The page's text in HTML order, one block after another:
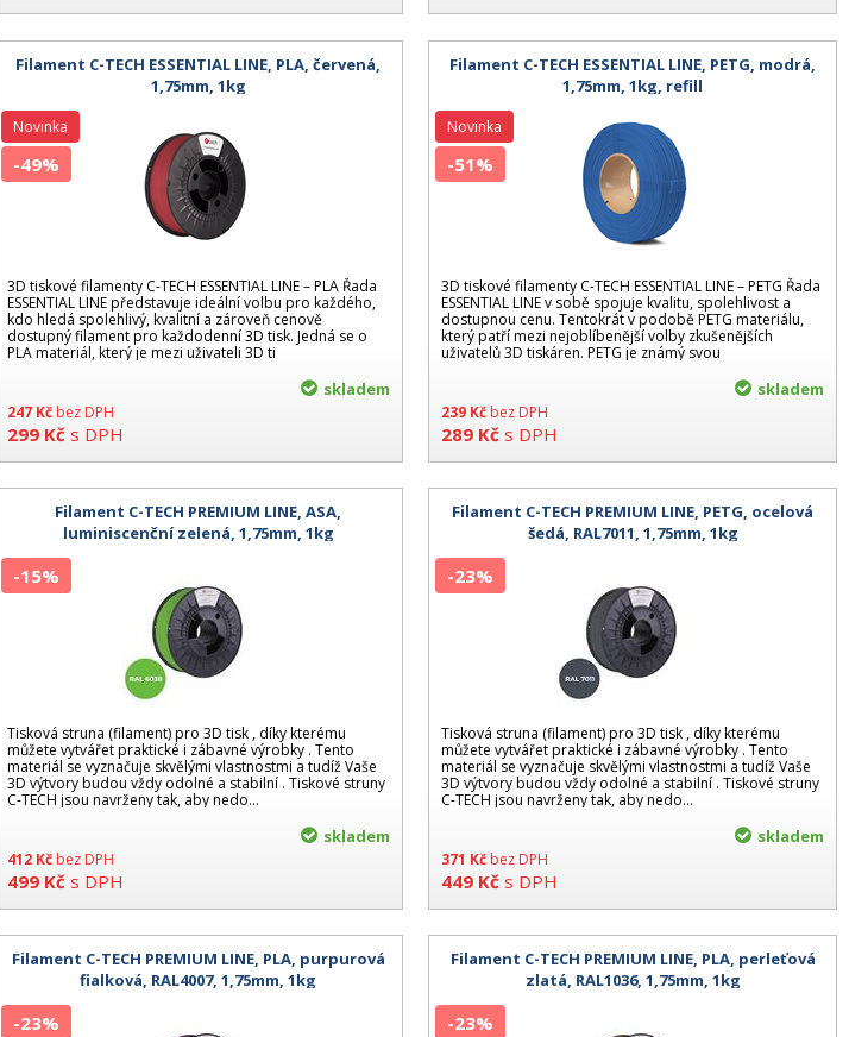
Filament C-TECH ESSENTIAL LINE, PLA, červená,
1,75mm, 1kg
3D tiskové filamenty C-TECH ESSENTIAL LINE – PLA Řada
ESSENTIAL LINE představuje ideální volbu pro každého,
kdo hledá spolehlivý, kvalitní a zároveň cenově
dostupný filament pro každodenní 3D tisk. Jedná se o
PLA materiál, který je mezi uživateli 3D ti
247 Kč bez DPH
299 Kč s DPH
Novinka
-49%
skladem
Filament C-TECH ESSENTIAL LINE, PETG, modrá,
1,75mm, 1kg, refill
3D tiskové filamenty C-TECH ESSENTIAL LINE – PETG Řada
ESSENTIAL LINE v sobě spojuje kvalitu, spolehlivost a
dostupnou cenu. Tentokrát v podobě PETG materiálu,
který patří mezi nejoblíbenější volby zkušenějších
uživatelů 3D tiskáren. PETG je známý svou
239 Kč bez DPH
289 Kč s DPH
Novinka
-51%
skladem
Filament C-TECH PREMIUM LINE, ASA,
luminiscenční zelená, 1,75mm, 1kg
Tisková struna (filament) pro 3D tisk , díky kterému
můžete vytvářet praktické i zábavné výrobky . Tento
materiál se vyznačuje skvělými vlastnostmi a tudíž Vaše
3D výtvory budou vždy odolné a stabilní . Tiskové struny
C-TECH jsou navrženy tak, aby nedo...
412 Kč bez DPH
499 Kč s DPH
-15%
skladem
Filament C-TECH PREMIUM LINE, PETG, ocelová
šedá, RAL7011, 1,75mm, 1kg
Tisková struna (filament) pro 3D tisk , díky kterému
můžete vytvářet praktické i zábavné výrobky . Tento
materiál se vyznačuje skvělými vlastnostmi a tudíž Vaše
3D výtvory budou vždy odolné a stabilní . Tiskové struny
C-TECH jsou navrženy tak, aby nedo...
371 Kč bez DPH
449 Kč s DPH
-23%
skladem
Filament C-TECH PREMIUM LINE, PLA, purpurová
fialková, RAL4007, 1,75mm, 1kg
-23%
Filament C-TECH PREMIUM LINE, PLA, perleťová
zlatá, RAL1036, 1,75mm, 1kg
-23%